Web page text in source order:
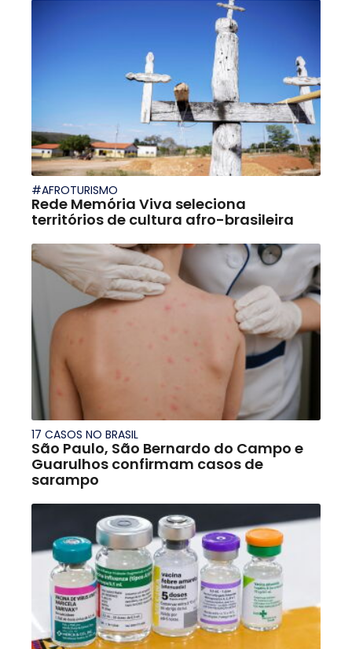
#AFROTURISMO
Rede Memória Viva seleciona
territórios de cultura afro-brasileira
17 CASOS NO BRASIL
São Paulo, São Bernardo do Campo e
Guarulhos confirmam casos de
sarampo